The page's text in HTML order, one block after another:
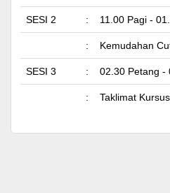
SESI 2 : 11.00 Pagi -
: Kemudahan
SESI 3 : 02.30 Petang -
: Taklimat